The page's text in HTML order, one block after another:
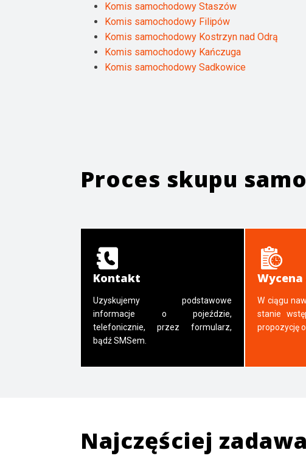
Komis samochodowy Staszów
Komis samochodowy Filipów
Komis samochodowy Kostrzyn nad Odrą
Komis samochodowy Kańczuga
Komis samochodowy Sadkowice
Proces skupu
Kontakt
Uzyskujemy podstawowe
informacje o pojeździe,
telefonicznie, przez formularz,
bądź SMSem.
W ciągu
stanie
propozycję
Najczęściej